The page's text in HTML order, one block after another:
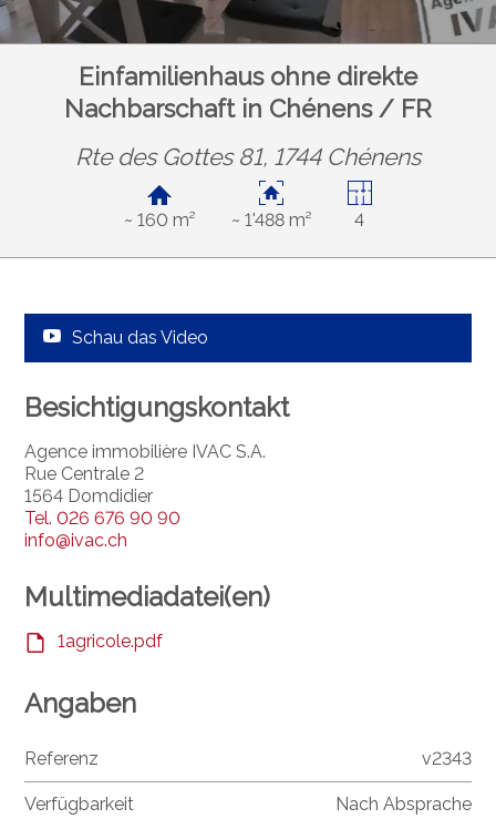
Einfamilienhaus ohne direkte
Nachbarschaft in Chénens / FR
Rte des Gottes 81, 1744 Chénens
~ 160 m² ~ 1'488 m² 4
Schau das Video
Besichtigungskontakt
Agence immobilière IVAC S.A.
Rue Centrale 2
1564 Domdidier
Tel.026 676 90 90
info@ivac.ch
Multimediadatei(en)
1agricole.pdf
Angaben
Referenz v2343
Verfügbarkeit Nach Absprache